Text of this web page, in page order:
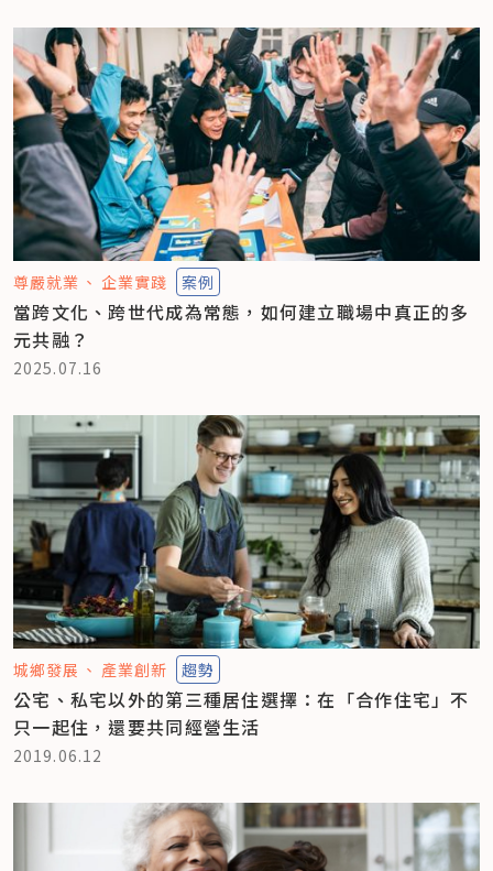
尊嚴就業 企業實踐 案例
當跨文化、跨世代成為常態，如何建立職場中真正的多
元共融？
2025.07.16
城鄉發展 產業創新 趨勢
公宅、私宅以外的第三種居住選擇：在「合作住宅」不
只一起住，還要共同經營生活
2019.06.12